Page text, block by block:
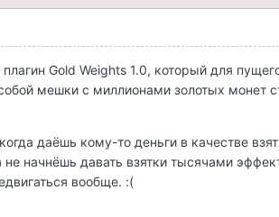
Gold Weights 1.0, который для
мешки с миллионами золотых монет
даёшь кому-то деньги в качестве
не начнёшь давать взятки тысячами
вообще. :(